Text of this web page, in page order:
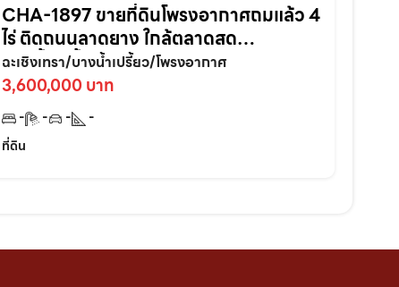
CHA-1897 ขายที่ดินโพรงอากาศถมแล้ว 4
ไร่ ติดถนนลาดยาง ใกล้ตลาดสด
บางน้ำเปรี้ยว-6กม. จ.ฉะเชิงเทรา
ฉะเชิงเทรา/บางน้ำเปรี้ยว/โพรงอากาศ
3,600,000 บาท
- - -
-
ที่ดิน